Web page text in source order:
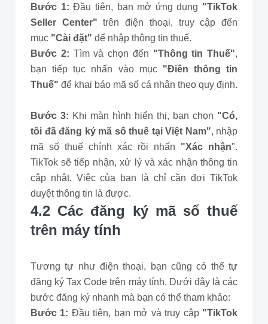
Bước 1:Đầu tiên, bạn mở ứng dụng "TikTok
Seller Center" trên điện thoại, truy cập đến
mục "Cài đặt" để nhập thông tin thuế.
Bước 2: Tìm và chọn đến "Thông tin Thuế",
bạn tiếp tục nhấn vào mục "Điền thông tin
Thuế" để khai báo mã số cá nhân theo quy định.
Bước 3: Khi màn hình hiển thị, bạn chọn "Có,
tôi đã đăng ký mã số thuế tại Việt Nam", nhập
mã số thuế chính xác rồi nhấn "Xác nhận".
TikTok sẽ tiếp nhận, xử lý và xác nhận thông tin
cập nhật. Việc của bạn là chỉ cần đợi TikTok
duyệt thông tin là được.
4.2 Các đăng ký mã số thuế
trên máy tính
Tương tự như điện thoại, bạn cũng có thể tự
đăng ký Tax Code trên máy tính. Dưới đây là các
bước đăng ký nhanh mà bạn có thể tham khảo:
Bước 1: Đầu tiên, bạn mở và truy cập "TikTok